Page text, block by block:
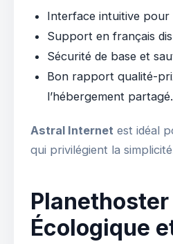
Interface intuitive pour
Support en français
Sécurité de base et
Bon rapport qualité-
l’hébergement partagé.
Astral Internet est idéal
qui privilégient la
Planethoster
Écologique